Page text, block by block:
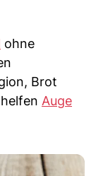
ohne
Brot
Auge